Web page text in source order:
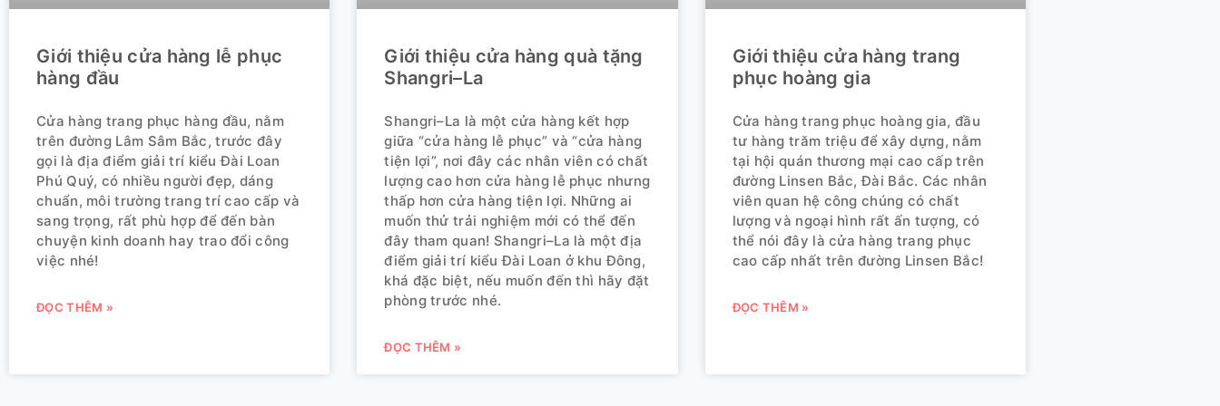
Giới thiệu cửa hàng lễ phục
hàng đầu
Cửa hàng trang phục hàng đầu, nằm
trên đường Lâm Sâm Bắc, trước đây
gọi là địa điểm giải trí kiểu Đài Loan
Phú Quý, có nhiều người đẹp, dáng
chuẩn, môi trường trang trí cao cấp và
sang trọng, rất phù hợp để đến bàn
chuyện kinh doanh hay trao đổi công
việc nhé!
ĐỌC THÊM »
Giới thiệu cửa hàng quà tặng
Shangri–La
Shangri–La là một cửa hàng kết hợp
giữa “cửa hàng lễ phục” và “cửa hàng
tiện lợi”, nơi đây các nhân viên có chất
lượng cao hơn cửa hàng lễ phục nhưng
thấp hơn cửa hàng tiện lợi. Những ai
muốn thử trải nghiệm mới có thể đến
đây tham quan! Shangri–La là một địa
điểm giải trí kiểu Đài Loan ở khu Đông,
khá đặc biệt, nếu muốn đến thì hãy đặt
phòng trước nhé.
ĐỌC THÊM »
Giới thiệu cửa hàng trang
phục hoàng gia
Cửa hàng trang phục hoàng gia, đầu
tư hàng trăm triệu để xây dựng, nằm
tại hội quán thương mại cao cấp trên
đường Linsen Bắc, Đài Bắc. Các nhân
viên quan hệ công chúng có chất
lượng và ngoại hình rất ấn tượng, có
thể nói đây là cửa hàng trang phục
cao cấp nhất trên đường Linsen Bắc!
ĐỌC THÊM »